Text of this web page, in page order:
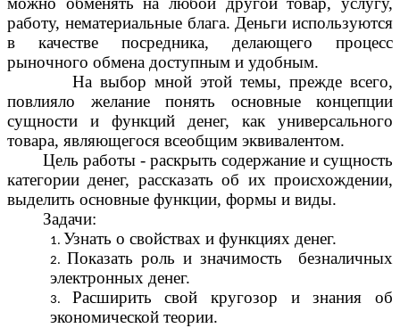
работу, нематериальные блага. Деньги используются
в качестве посредника, делающего процесс
рыночного обмена доступным и удобным.
На выбор мной этой темы, прежде всего,
повлияло желание понять основные концепции
сущности и функций денег, как универсального
товара, являющегося всеобщим эквивалентом.
Цель работы - раскрыть содержание и сущность
категории денег, рассказать об их происхождении,
выделить основные функции, формы и виды.
Задачи:
Узнать о свойствах и функциях денег.
Показать роль и значимость безналичных
электронных денег.
Расширить свой кругозор и знания об
экономической теории.